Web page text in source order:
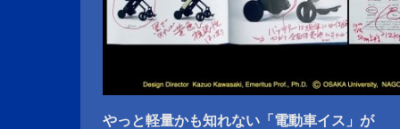
やっと軽量かも知れない「電動車イス」が